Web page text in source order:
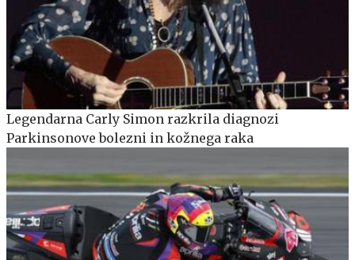
Legendarna Carly Simon razkrila diagnozi
Parkinsonove bolezni in kožnega raka